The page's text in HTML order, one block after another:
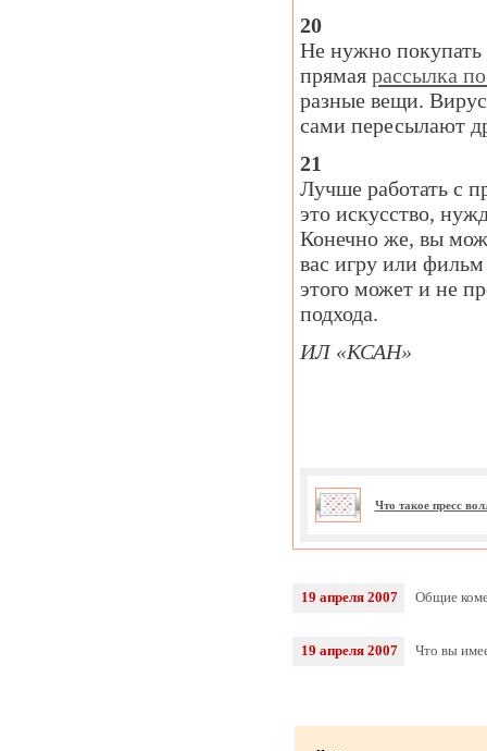
20
Не нужно покупать
прямая рассылка
разные вещи.
сами пересылают
21
Лучше работать с
это искусство,
Конечно же, вы
вас игру или
этого может и не
подхода.
ИЛ «КСАН»
Что такое пресс
19 апреля 2007 Общие
19 апреля 2007 Что вы